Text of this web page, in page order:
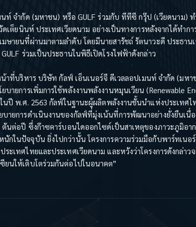
ท์ จำกัด (มหาชน) หรือ GULF ร่วมกับ ทีทีซี กรุ๊ป (เวียดนาม)
ต็ยนินห์ ประเทศเวียดนาม อย่างเป็นทางการหลังจากได้ทำก
ษายนที่ผ่านมาตามลำดับ โดยมีนายสารัชถ์ รัตนาวะดี ประธา
ร่วมเป็นประธานในพิธีเปิดโรงไฟฟ้าดังกล่าว
าที่บริหาร บริษัท กัลฟ์ เอ็นเนอร์จี ดีเวลลอปเมนท์ จำกัด (มห
บายการเพิ่มการใช้พลังงานพลังงานหมุนเวียน (Renewable
นปี พ.ศ. 2563 กัลฟ์ในฐานะผู้ผลิตพลังงานชั้นนำแห่งประเทศไ
ายการดำเนินงานของกัลฟ์ที่มุ่งเน้นที่การพัฒนาอย่างยั่งยืนเนื่
นต่อปี ซึ่งก๊าซคาร์บอนไดออกไซด์เป็นสาเหตุของภาวะภูมิอา
นักในปัจจุบัน ยิ่งไปกว่านั้น โครงการความร่วมมือกับพาร์ทเน
ะเทศไทยและประเทศเวียดนาม และหวังว่าโครงการดังกล่า
ยนให้เติบโตร่วมกันต่อไปในอนาคต”